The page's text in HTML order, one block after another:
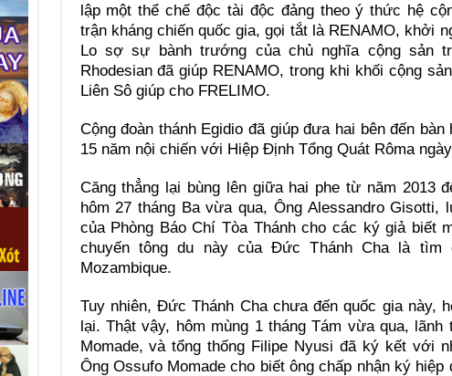
lập một thể chế độc tài độc đảng theo ý thức hệ
trận kháng chiến quốc gia, gọi tắt là RENAMO, khởi
Lo sợ sự bành trướng của chủ nghĩa cộng sản
Rhodesian đã giúp RENAMO, trong khi khối cộng
Liên Sô giúp cho FRELIMO.
Cộng đoàn thánh Egidio đã giúp đưa hai bên đến
15 năm nội chiến với Hiệp Định Tổng Quát Rôma
Căng thẳng lại bùng lên giữa hai phe từ năm 2013
hôm 27 tháng Ba vừa qua, Ông Alessandro
của Phòng Báo Chí Tòa Thánh cho các ký giả biết
chuyến tông du này của Đức Thánh Cha là tìm
Mozambique.
Tuy nhiên, Đức Thánh Cha chưa đến quốc gia này,
lại. Thật vậy, hôm mùng 1 tháng Tám vừa qua, lãnh
Momade, và tổng thống Filipe Nyusi đã ký kết với
Ông Ossufo Momade cho biết ông chấp nhận ký hiệp